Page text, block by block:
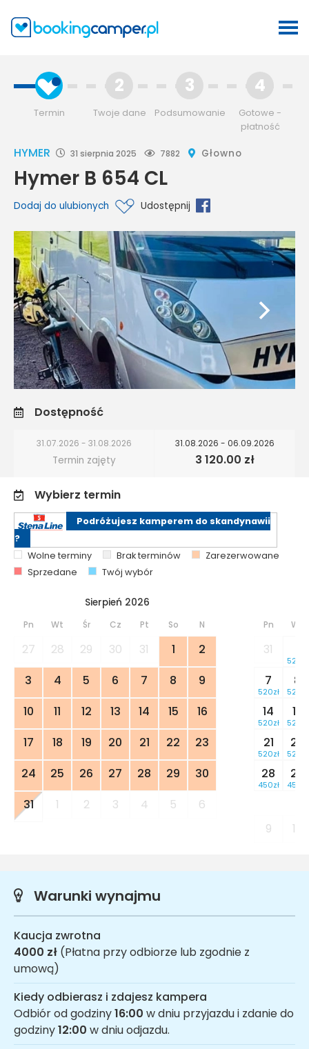
Termin
2
Twoje dane
3
Podsumowanie
4
Gotowe -
płatność
HYMER 31 sierpnia 2025 7882 Głowno
Hymer B 654 CL
Dodaj do ulubionych Udostępnij
Dostępność
31.07.2026 - 31.08.2026
Termin zajęty
31.08.2026 - 06.09.2026
3 120.00 zł
Wybierz termin
Podróżujesz kamperem do skandynawii
?
Wolne terminy
Brak terminów
Zarezerwowane
Sprzedane
Twój wybór
Sierpień 2026
Pn Wt Śr Cz Pt So N
27 28 29 30 31 1
2
3
4 5 6 7 8
9
10
11 12 13 14 15
16
17
18 19 20 21 22
23
24
25 26 27 28 29
30
31
1 2 3 4 5 6
Pn Wt
31
520zł
7
520zł
8
520zł
14
520zł
15
520zł
21
520zł
22
520zł
28
450zł
29
450zł
9 10
Warunki wynajmu
Kaucja zwrotna
4000 zł (Płatna przy odbiorze lub zgodnie z
umową)
Kiedy odbierasz i zdajesz kampera
Odbiór od godziny16:00 w dniu przyjazdu i zdanie do
godziny12:00 w dniu odjazdu.